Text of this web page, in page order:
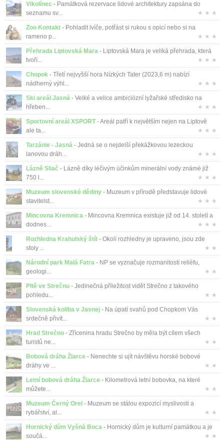
Vlkolínec - Památková rezervace lidové architektury zapsána do
seznamu sv...
★ ★ ★
Zoo Kontakt - Pohladit lvíče, potřást si rukou s opicí nebo si na
rameno p...
★ ★ ★
Přehrada Liptovská Mara - Liptovská Mara je veliká přehrada, která
tvoří...
★ ★ ★
Chopok - Třetí nejvyšší hora Nízkých Tater (2023,6 m) nabízí
nádherný výhl...
★ ★ ★
Ski areál Jasná - Velké a velice ambiciózní lyžařské středisko na
hřeben...
★ ★ ★
Sportovní areál XSPORT- Areál patří k největším nejen na Liptově
ale ta...
★ ★ ★
Tarzánie - Jasná - Jedná se o nejdelší překážkovou lezeckou
lanovou dráh...
★ ★ ★
Lázně Sliač - Lázně díky léčivým účinkům minerální vody známé již
750 l...
★ ★ ★
Muzeum slovenské dědiny - Muzeum v přírodě představuje lidové
stavitelst...
★ ★ ★
Mincovna Kremnica - Mincovna Kremnica existuje již od 14. století a
dodnes...
★ ★ ★
Rozhledna Krahulský štít - Okolí rozhledny je upraveno, jsou zde
stoly ...
★ ★
Národní park Malá Fatra - NP se vyznačuje rozmanitostí reliéfu,
geologi...
★ ★
Pltě ve Strečnu - Jedinečná příležitost vidět Strečno z takového
pohledu...
★ ★
Slovenská koliba v Jasnej - Na úpatí svahů pod Chopkom Vás
srdečně přivít...
★ ★
Hrad Strečno - Zřícenina hradu Strečno by měla být cílem všech
turistů ne...
★ ★
Bobová dráha Žiarce - Nenechte si ujít návštěvu horské bobové
dráhy ve ...
★ ★
Letní bobová dráha Žiarce - Kilometrová letní bobovka, na které
můžete...
★ ★
Muzeum Černý Orel - Muzeum se stálou expozicí myslivosti a
rybářství, al...
★ ★
Hornický dům Vyšná Boca - Hornický dům je kulturní památkou a je
součá...
★ ★